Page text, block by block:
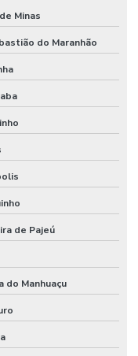
Minas
do Maranhão
de Pajeú
do Manhuaçu